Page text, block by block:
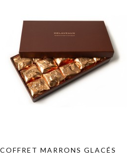
COFFRET MARRONS GLACÉS